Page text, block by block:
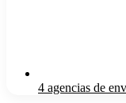
4 agencias de